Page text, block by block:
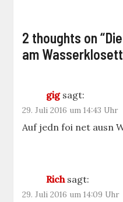
2 thoughts on “
am Wasserklosett
gig sagt:
29. Juli 2016 um 14:43 Uhr
Auf jedn foi net ausn
Rich sagt:
29. Juli 2016 um 14:09 Uhr